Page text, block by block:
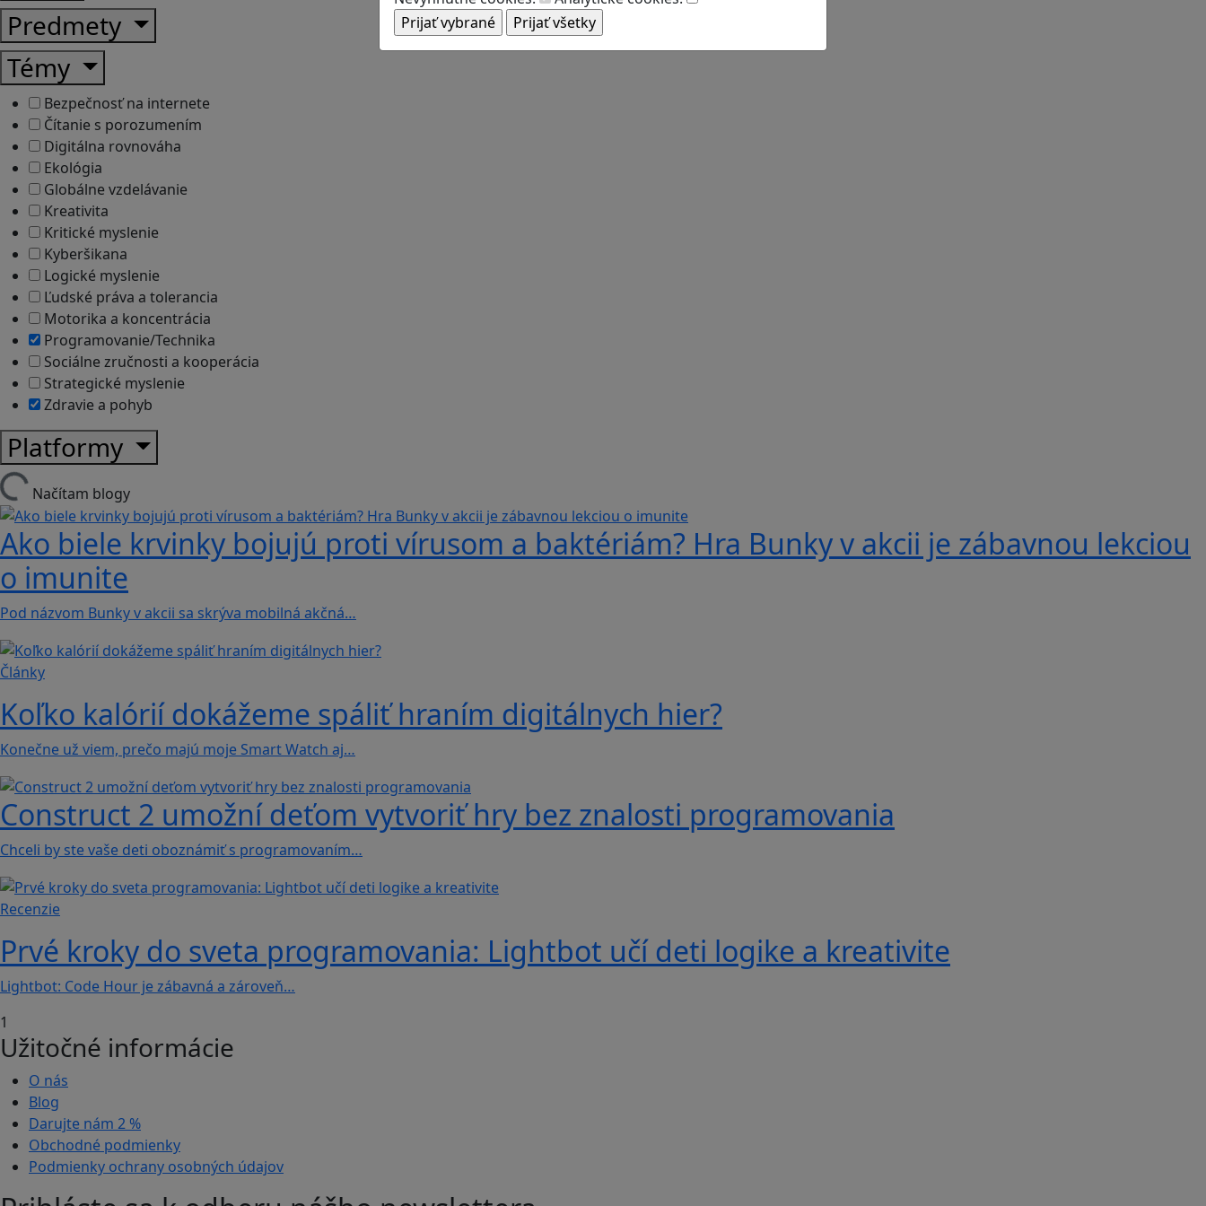
Predmety
Témy
Bezpečnosť na internete
Čítanie s porozumením
Digitálna rovnováha
Ekológia
Globálne vzdelávanie
Kreativita
Kritické myslenie
Kyberšikana
Logické myslenie
Ľudské práva a tolerancia
Motorika a koncentrácia
Programovanie/Technika
Sociálne zručnosti a kooperácia
Strategické myslenie
Zdravie a pohyb
Platformy
Načítam blogy
Ako biele krvinky bojujú proti vírusom a baktériám? Hra Bunky v akcii je zábavnou lekciou
o imunite
Pod názvom Bunky v akcii sa skrýva mobilná akčná…
Články
Koľko kalórií dokážeme spáliť hraním digitálnych hier?
Konečne už viem, prečo majú moje Smart Watch aj…
Construct 2 umožní deťom vytvoriť hry bez znalosti programovania
Chceli by ste vaše deti oboznámiť s programovaním…
Recenzie
Prvé kroky do sveta programovania: Lightbot učí deti logike a kreativite
Lightbot: Code Hour je zábavná a zároveň…
1
Užitočné informácie
O nás
Blog
Darujte nám 2 %
Obchodné podmienky
Podmienky ochrany osobných údajov